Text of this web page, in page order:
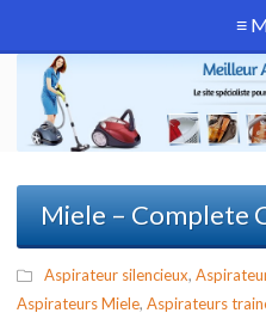
≡
Miele – Complete
Aspirateur silencieux,
Aspirateurs Miele, Aspirateurs